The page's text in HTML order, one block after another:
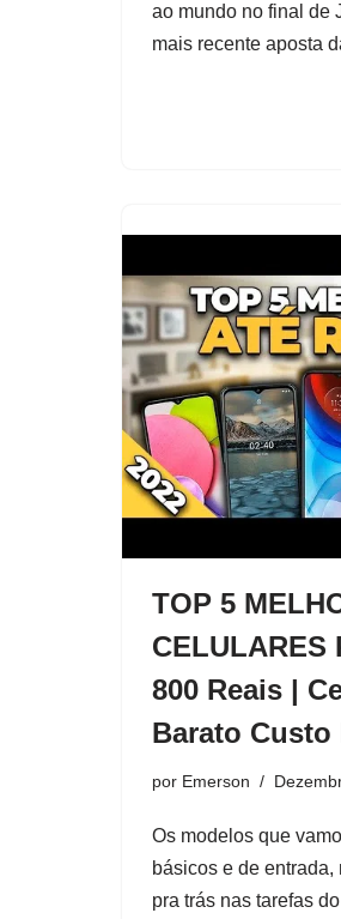
ao mundo no final de
mais recente aposta
TOP 5
CELULARES
800 Reais |
Barato Custo
por Emerson
Os modelos que
básicos e de
pra trás nas tarefas